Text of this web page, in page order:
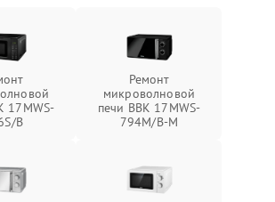
17MWS-
B
Ремонт
микроволновой
печи BBK 17MWS-
794M/B-M